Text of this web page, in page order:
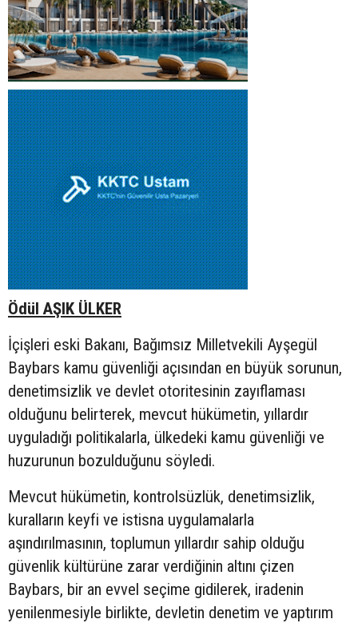
Ödül AŞIK ÜLKER
İçişleri eski Bakanı, Bağımsız Milletvekili Ayşegül
Baybars kamu güvenliği açısından en büyük sorunun,
denetimsizlik ve devlet otoritesinin zayıflaması
olduğunu belirterek, mevcut hükümetin, yıllardır
uyguladığı politikalarla, ülkedeki kamu güvenliği ve
huzurunun bozulduğunu söyledi.
Mevcut hükümetin, kontrolsüzlük, denetimsizlik,
kuralların keyfi ve istisna uygulamalarla
aşındırılmasının, toplumun yıllardır sahip olduğu
güvenlik kültürüne zarar verdiğinin altını çizen
Baybars, bir an evvel seçime gidilerek, iradenin
yenilenmesiyle birlikte, devletin denetim ve yaptırım